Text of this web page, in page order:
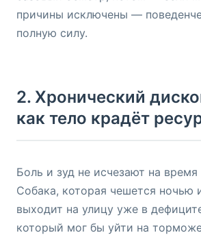
причины исключены —
полную силу.
2. Хронический
как тело крадёт
Боль и зуд не исчезают на время
Собака, которая чешется ночью
выходит на улицу уже в
который мог бы уйти на